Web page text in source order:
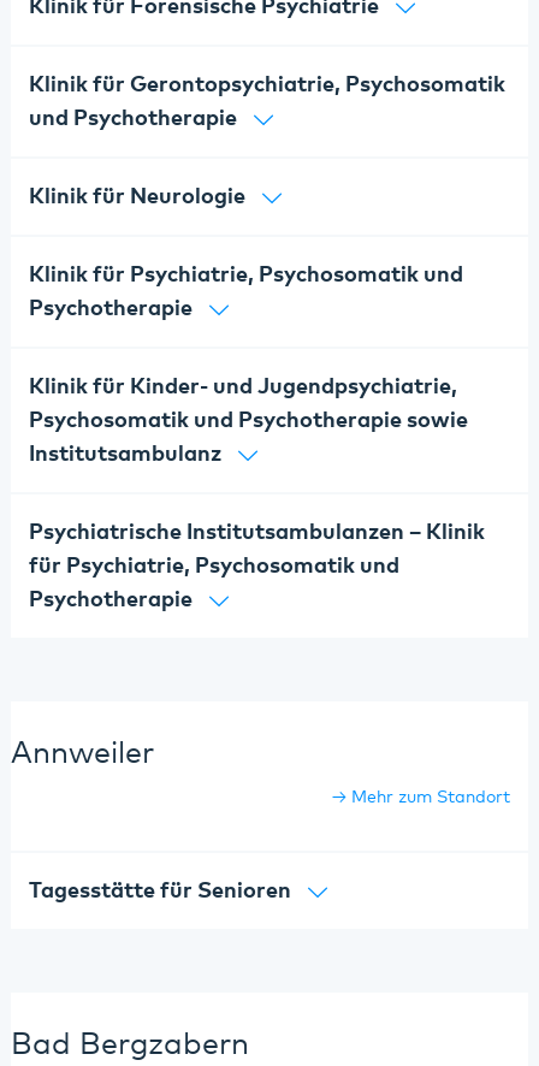
Klinik für Forensische Psychiatrie
Klinik für Gerontopsychiatrie, Psychosomatik
und Psychotherapie
Klinik für Neurologie
Klinik für Psychiatrie, Psychosomatik und
Psychotherapie
Klinik für Kinder- und Jugendpsychiatrie,
Psychosomatik und Psychotherapie sowie
Institutsambulanz
Psychiatrische Institutsambulanzen – Klinik
für Psychiatrie, Psychosomatik und
Psychotherapie
Annweiler
Mehr zum Standort
Tagesstätte für Senioren
Bad Bergzabern